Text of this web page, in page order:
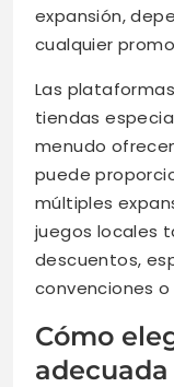
expansión,
cualquier
Las
tiendas
menudo
puede
múltiples
juegos locales
descuentos,
convenciones
Cómo